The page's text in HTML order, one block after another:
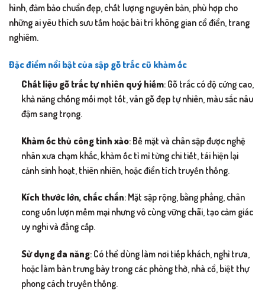
hình, đảm bảo chuẩn đẹp, chất lượng nguyên bản, phù hợp cho
những ai yêu thích sưu tầm hoặc bài trí không gian cổ điển, trang
nghiêm.
Đặc điểm nổi bật của sập gỗ trắc cũ khảm ốc
Chất liệu gỗ trắc tự nhiên quý hiếm: Gỗ trắc có độ cứng cao,
khả năng chống mối mọt tốt, vân gỗ đẹp tự nhiên, màu sắc nâu
đậm sang trọng.
Khảm ốc thủ công tinh xảo: Bề mặt và chân sập được nghệ
nhân xưa chạm khắc, khảm ốc tỉ mỉ từng chi tiết, tái hiện lại
cảnh sinh hoạt, thiên nhiên, hoặc điển tích truyền thống.
Kích thước lớn, chắc chắn: Mặt sập rộng, bằng phẳng, chân
cong uốn lượn mềm mại nhưng vô cùng vững chãi, tạo cảm giác
uy nghi và đẳng cấp.
Sử dụng đa năng: Có thể dùng làm nơi tiếp khách, nghỉ trưa,
hoặc làm bàn trưng bày trong các phòng thờ, nhà cổ, biệt thự
phong cách truyền thống.